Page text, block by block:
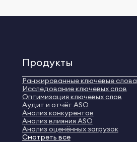
Продукты
Ранжированные ключевые слова
Исследование ключевых слов
Оптимизация ключевых слов
Аудит и отчёт ASO
Анализ конкурентов
Анализ влияния ASO
Анализ оценённых загрузок
Смотреть все